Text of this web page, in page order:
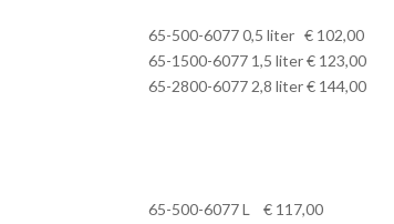
65-500-6077 0,5 liter € 102,00
65-1500-6077 1,5 liter € 123,00
65-2800-6077 2,8 liter € 144,00
65-500-6077 L € 117,00